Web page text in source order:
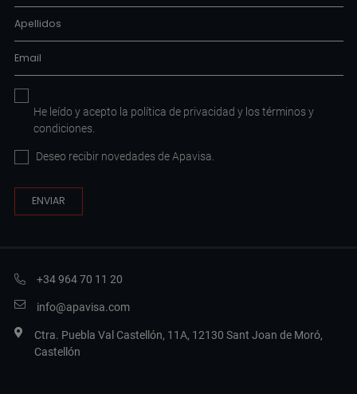
He leído y acepto la política de privacidad y lostérminos y
condiciones
Deseo recibir novedades de Apavisa.
+34 964 70 11 20
info@apavisa.com
Ctra. Puebla Val Castellón, 11A, 12130 Sant Joan de Moró,
Castellón